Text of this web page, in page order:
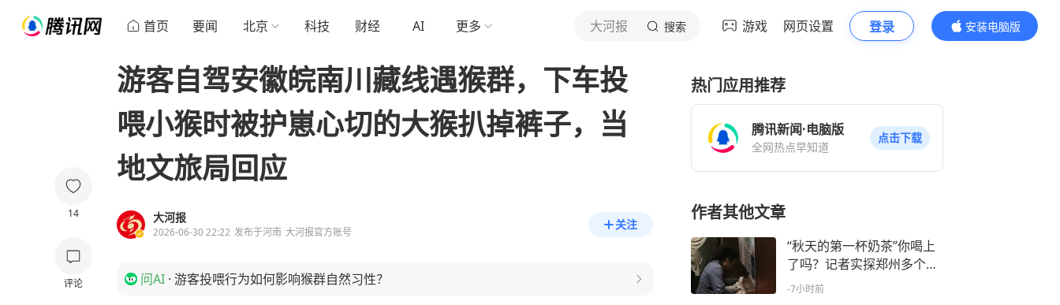
首页 要闻 北京 科技 财经 AI 更多 大河报 搜索 游戏 网页设置 登录
安装电脑版
内容更精彩
14
评论
游客自驾安徽皖南川藏线遇猴群，下车投
喂小猴时被护崽心切的大猴扒掉裤子，当
地文旅局回应
大河报
2026-06-30 22:22 发布于河南 大河报官方账号
关注
问AI · 游客投喂行为如何影响猴群自然习性？
热门应用推荐
腾讯新闻·电脑版
全网热点早知道
点击下载
作者其他文章
“秋天的第一杯奶茶”你喝上
了吗？记者实探郑州多个门
店爆单，多店上午11时即关
-7小时前